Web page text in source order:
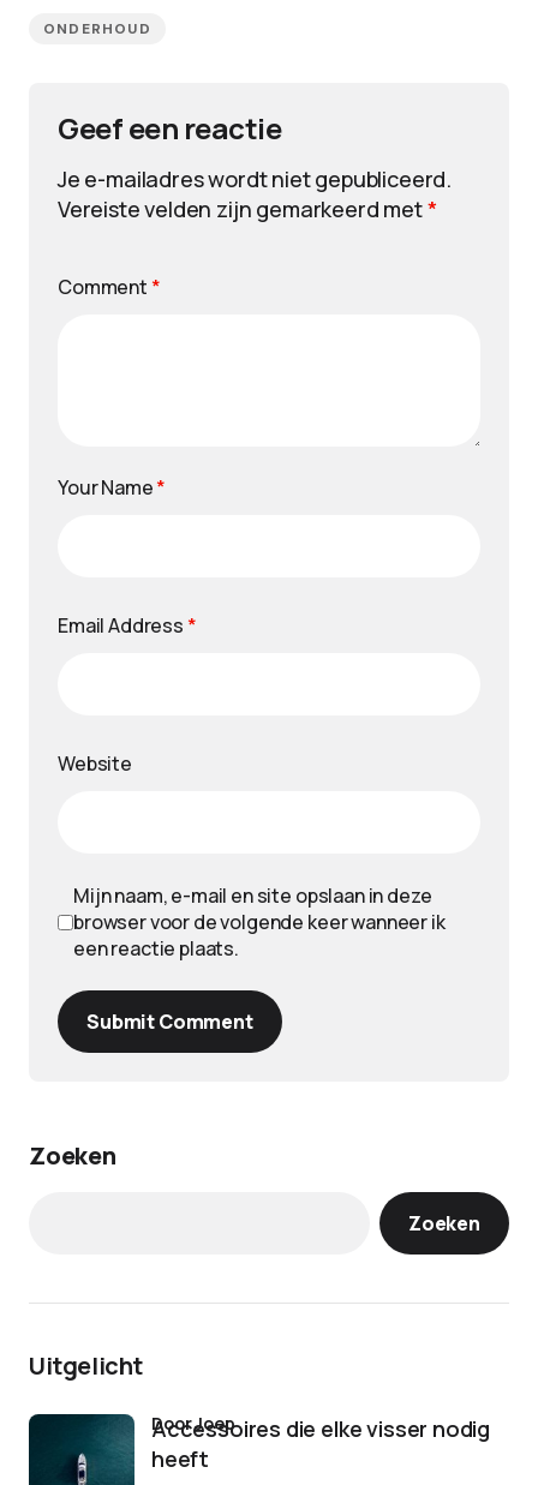
ONDERHOUD
Geef een reactie
Je e-mailadres wordt niet gepubliceerd.
Vereiste velden zijn gemarkeerd met*
Comment *
Your Name*
Email Address *
Website
Mijn naam, e-mail en site opslaan in deze
browser voor de volgende keer wanneer ik
een reactie plaats.
Submit Comment
Zoeken
Zoeken
Uitgelicht
Accessoires die elke visser nodig
heeft
door Joep